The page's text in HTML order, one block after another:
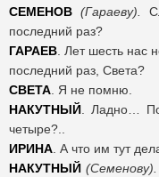
СЕМЕНОВ (Гараеву).
последний раз?
ГАРАЕВ . Лет шесть
последний раз, Света?
СВЕТА . Я не помню.
НАКУТНЫЙ . Ладно…
четыре?..
ИРИНА . А что им тут
НАКУТНЫЙ (Семенову).